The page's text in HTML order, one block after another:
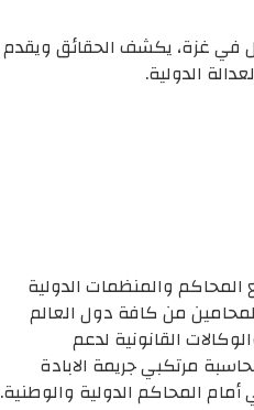
في غزة، يكشف الحقائق ويقدم
الدولية.
والمنظمات الدولية
من كافة دول العالم
القانونية لدعم
مرتكبي جريمة الابادة
المحاكم الدولية والوطنية.